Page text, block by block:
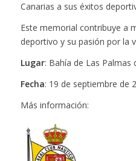
Canarias a sus éxitos
Este memorial contribuye a
deportivo y su pasión por la
Lugar: Bahía de Las Palmas
Fecha: 19 de septiembre de
Más información: